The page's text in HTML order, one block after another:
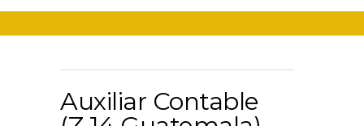
Auxiliar Contable